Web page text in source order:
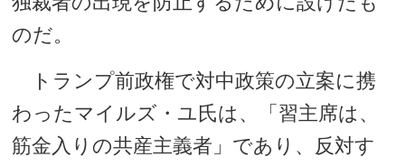
のだ。
トランプ前政権で対中政策の立案に携
わったマイルズ・ユ氏は、「習主席は、
筋金入りの共産主義者」であり、反対す